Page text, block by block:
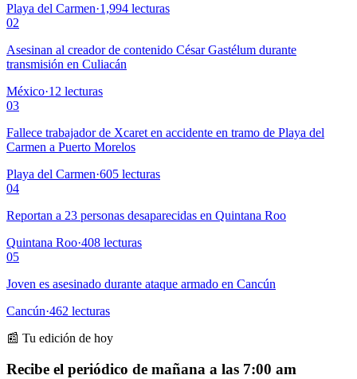
Playa del Carmen·1,994 lecturas
02
Asesinan al creador de contenido César Gastélum durante
transmisión en Culiacán
México·12 lecturas
03
Fallece trabajador de Xcaret en accidente en tramo de Playa del
Carmen a Puerto Morelos
Playa del Carmen·605 lecturas
04
Reportan a 23 personas desaparecidas en Quintana Roo
Quintana Roo·408 lecturas
05
Joven es asesinado durante ataque armado en Cancún
Cancún·462 lecturas
📰 Tu edición de hoy
Recibe el periódico de mañana a las 7:00 am